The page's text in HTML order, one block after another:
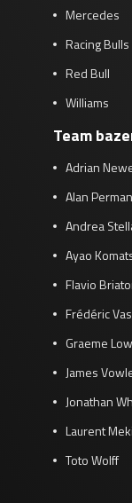
Mercedes
Racing Bulls
Red Bull
Williams
Team
Adrian
Alan
Andrea
Ayao
Flavio
Frédéric
Graeme
James
Jonathan
Laurent
Toto Wolff